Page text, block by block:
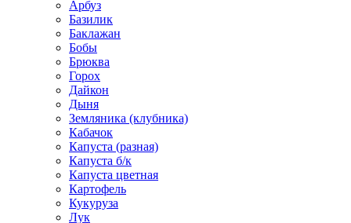
Арбуз
Базилик
Баклажан
Бобы
Брюква
Горох
Дайкон
Дыня
Земляника (клубника)
Кабачок
Капуста (разная)
Капуста б/к
Капуста цветная
Картофель
Кукуруза
Лук